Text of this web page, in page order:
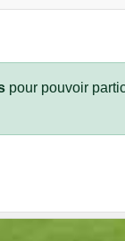
pour pouvoir